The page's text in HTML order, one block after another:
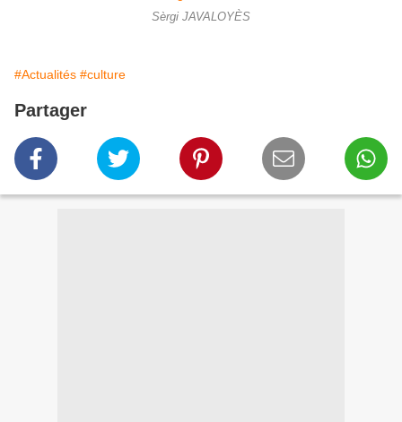
Sèrgi JAVALOYÈS
#Actualités #culture
Partager